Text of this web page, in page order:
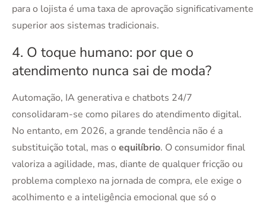
para o lojista é uma taxa de aprovação significativamente
superior aos sistemas tradicionais.
4. O toque humano: por que o
atendimento nunca sai de moda?
Automação, IA generativa e chatbots 24/7
consolidaram-se como pilares do atendimento digital.
No entanto, em 2026, a grande tendência não é a
substituição total, mas o equilíbrio. O consumidor final
valoriza a agilidade, mas, diante de qualquer fricção ou
problema complexo na jornada de compra, ele exige o
acolhimento e a inteligência emocional que só o